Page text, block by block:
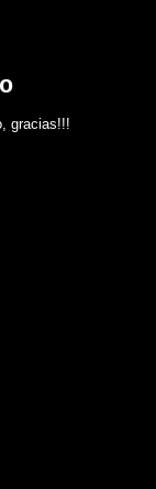
gracias!!!